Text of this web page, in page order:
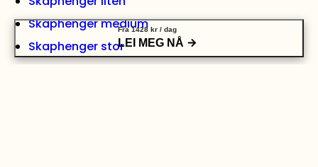
Fra 1428 kr/ dag
LEI MEG NÅ
Skaphenger medium
Skaphenger stor